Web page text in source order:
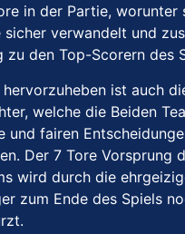
in der Partie, worunter
verwandelt und
zu den Top-Scorern des
hervorzuheben ist auch
welche die Beiden
und fairen
Der 7 Tore Vorsprung
wird durch die
zum Ende des Spiels